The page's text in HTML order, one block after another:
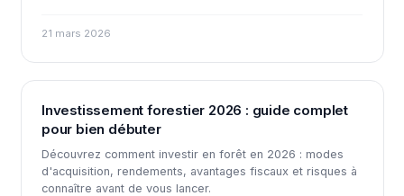
21 mars 2026
Investissement forestier 2026 : guide complet
pour bien débuter
Découvrez comment investir en forêt en 2026 : modes
d'acquisition, rendements, avantages fiscaux et risques à
connaître avant de vous lancer.